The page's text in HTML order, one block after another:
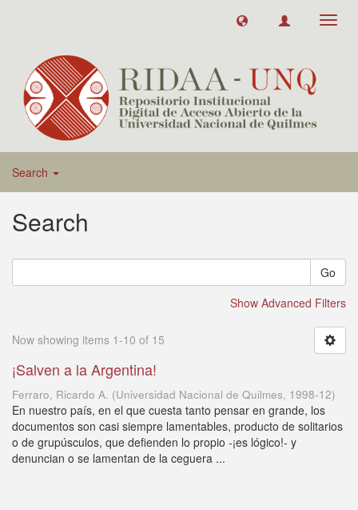
Search
Search
Go
Show Advanced Filters
Now showing items 1-10 of 15
¡Salven a la Argentina!
Ferraro, Ricardo A. (Universidad Nacional de Quilmes, 1998-12)
En nuestro país, en el que cuesta tanto pensar en grande, los
documentos son casi siempre lamentables, producto de solitarios
o de grupúsculos, que defienden lo propio -¡es lógico!- y
denuncian o se lamentan de la ceguera ...